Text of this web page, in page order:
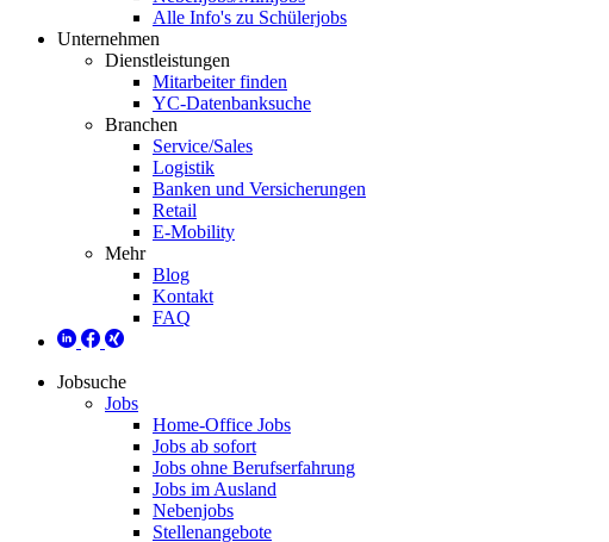
Alle Info's zu Schülerjobs
Unternehmen
Dienstleistungen
Mitarbeiter finden
YC-Datenbanksuche
Branchen
Service/Sales
Logistik
Banken und Versicherungen
Retail
E-Mobility
Mehr
Blog
Kontakt
FAQ
Jobsuche
Jobs
Home-Office Jobs
Jobs ab sofort
Jobs ohne Berufserfahrung
Jobs im Ausland
Nebenjobs
Stellenangebote